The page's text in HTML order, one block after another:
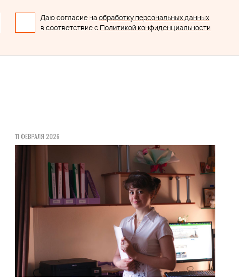
Даю согласие наобработку персональных данных
в соответствие с Политикой конфиденциальности
11 ФЕВРАЛЯ 2026